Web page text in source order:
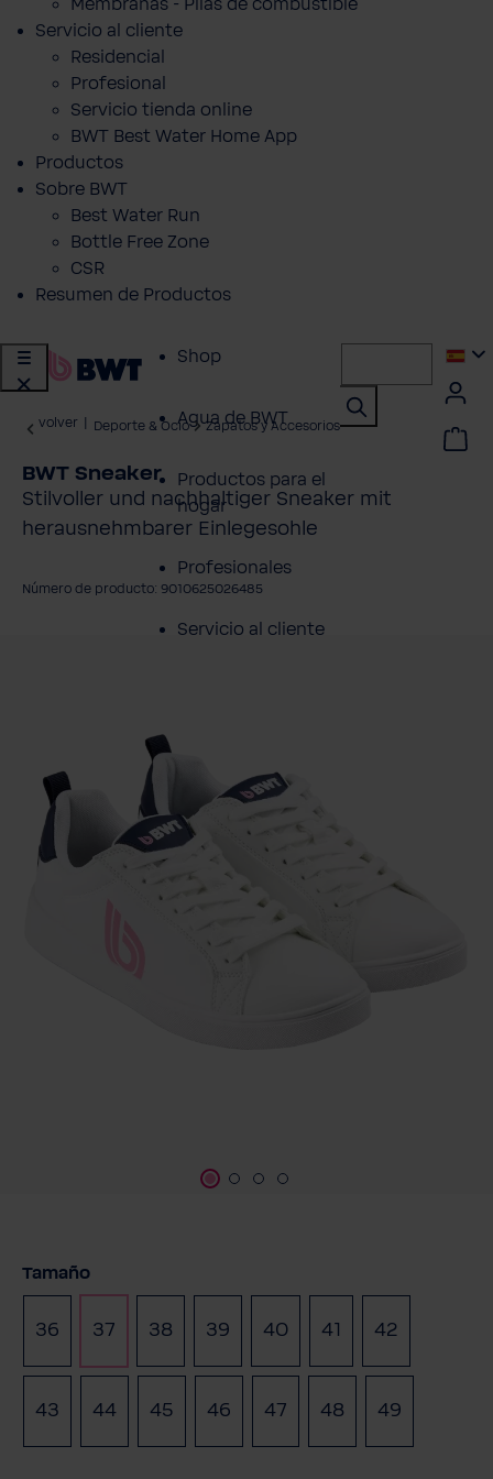
Membranas - Pilas de combustible
Servicio al cliente
Residencial
Profesional
Servicio tienda online
BWT Best Water Home App
Productos
Sobre BWT
Best Water Run
Bottle Free Zone
CSR
Resumen de Productos
Shop
Agua de BWT
Productos para el
hogar
Profesionales
Servicio al cliente
Resumen de
Productos
volver Deporte & Ocio Zapatos y Accesorios
BWT Sneaker
Stilvoller und nachhaltiger Sneaker mit
herausnehmbarer Einlegesohle
Número de producto: 9010625026485
Seleccione
Tamaño
36 37 38 39 40 41 42
43 44 45 46 47 (Esta opción no está
48 (Esta opción no
49